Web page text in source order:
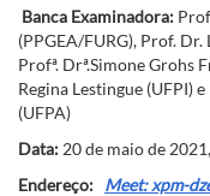
Banca Examinadora:
(PPGEA/FURG), Prof.
Profª. Drª.Simone Grohs
Regina Lestingue (UFPI)
(UFPA)
Data: 20 de maio de
Endereço: Meet: xpm-